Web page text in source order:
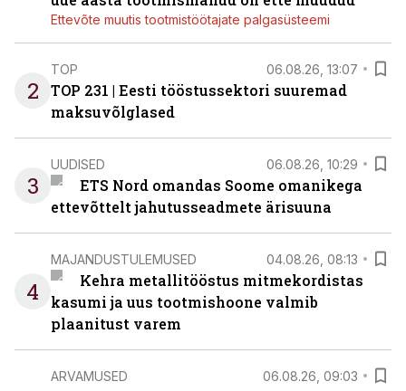
Ettevõte muutis tootmistöötajate palgasüsteemi
2
TOP 06.08.26, 13:07
TOP 231 | Eesti tööstussektori suuremad
maksuvõlglased
3
UUDISED 06.08.26, 10:29
ETS Nord omandas Soome omanikega
ettevõttelt jahutusseadmete ärisuuna
4
MAJANDUSTULEMUSED 04.08.26, 08:13
Kehra metallitööstus mitmekordistas
kasumi ja uus tootmishoone valmib
plaanitust varem
ARVAMUSED 06.08.26, 09:03